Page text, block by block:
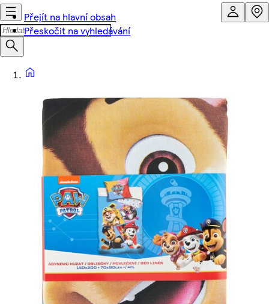
Přejít na hlavní obsah
Přeskočit na vyhledávání